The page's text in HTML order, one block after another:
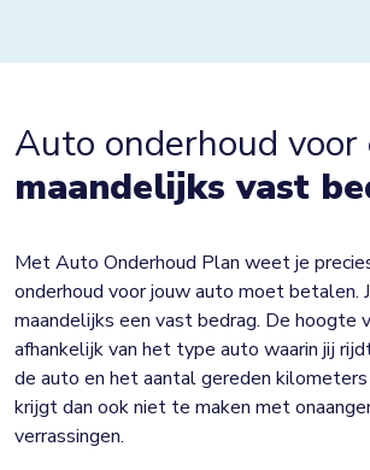
Auto onderhoud voor
maandelijks vast
Met Auto Onderhoud Plan weet je
onderhoud voor jouw auto moet betalen.
maandelijks een vast bedrag. De hoogte
afhankelijk van het type auto waarin jij
de auto en het aantal gereden kilometers
krijgt dan ook niet te maken met
verrassingen.